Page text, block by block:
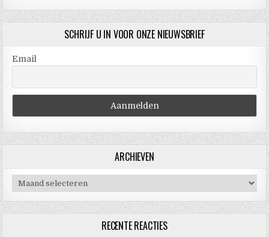
SCHRIJF U IN VOOR ONZE NIEUWSBRIEF
Email
ARCHIEVEN
Archieven
RECENTE REACTIES